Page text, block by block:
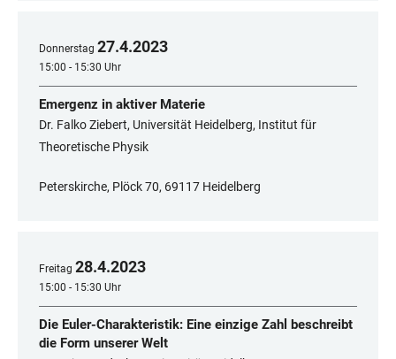
Donnerstag 27.4.2023
15:00 - 15:30 Uhr
Emergenz in aktiver Materie
Dr. Falko Ziebert, Universität Heidelberg, Institut für
Theoretische Physik
Peterskirche, Plöck 70, 69117 Heidelberg
Freitag 28.4.2023
15:00 - 15:30 Uhr
Die Euler-Charakteristik: Eine einzige Zahl beschreibt
die Form unserer Welt